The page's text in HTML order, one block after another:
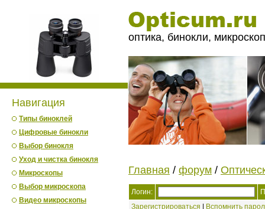
Навигация
Типы биноклей
Цифровые бинокли
Выбор бинокля
Уход и чистка бинокля
Микроскопы
Выбор микроскопа
Видео микроскопы
оптика, бинокли,
Главная / форум /
Логин:
Зарегистрироваться
Вспомнить